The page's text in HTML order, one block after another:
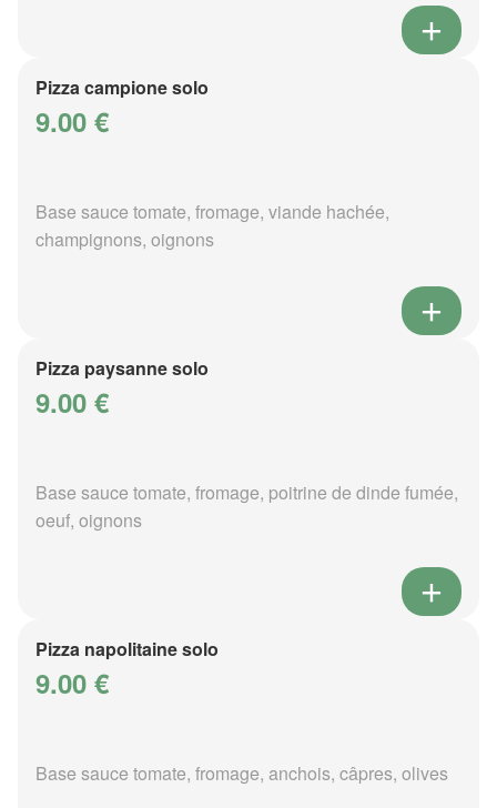
Pizza campione solo
9.00 €
Base sauce tomate, fromage, viande hachée,
champignons, oignons
Pizza paysanne solo
9.00 €
Base sauce tomate, fromage, poitrine de dinde fumée,
oeuf, oignons
Pizza napolitaine solo
9.00 €
Base sauce tomate, fromage, anchois, câpres, olives